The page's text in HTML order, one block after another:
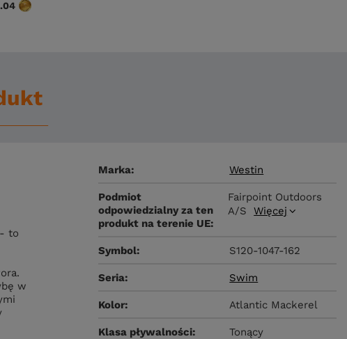
Marka Westin
Podmiot
odpowiedzialny za ten
produkt na terenie UE
Fairpoint Outdoors
A/S
Więcej
Symbol S120-1047-162
Seria Swim
Kolor Atlantic Mackerel
Klasa pływalności Tonący
to
w